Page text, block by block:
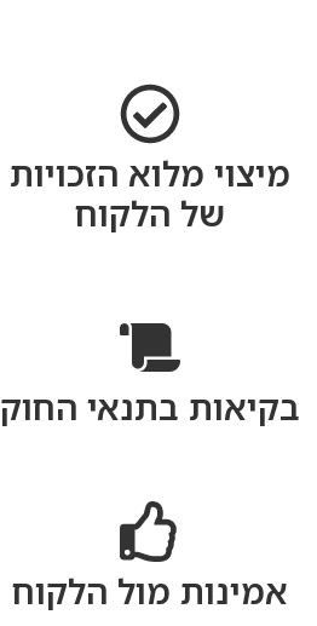
מיצוי מלוא הזכויות
של הלקוח
בקיאות בתנאי החוק
אמינות מול הלקוח